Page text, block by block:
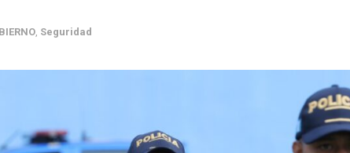
Seguridad